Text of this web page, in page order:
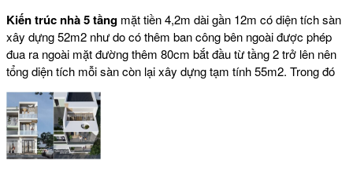
Kiến trúc nhà 5 tầng mặt tiền 4,2m dài gần 12m có diện tích sàn
xây dựng 52m2 như do có thêm ban công bên ngoài được phép
đua ra ngoài mặt đường thêm 80cm bắt đầu từ tầng 2 trở lên nên
tổng diện tích mỗi sàn còn lại xây dựng tạm tính 55m2. Trong đó